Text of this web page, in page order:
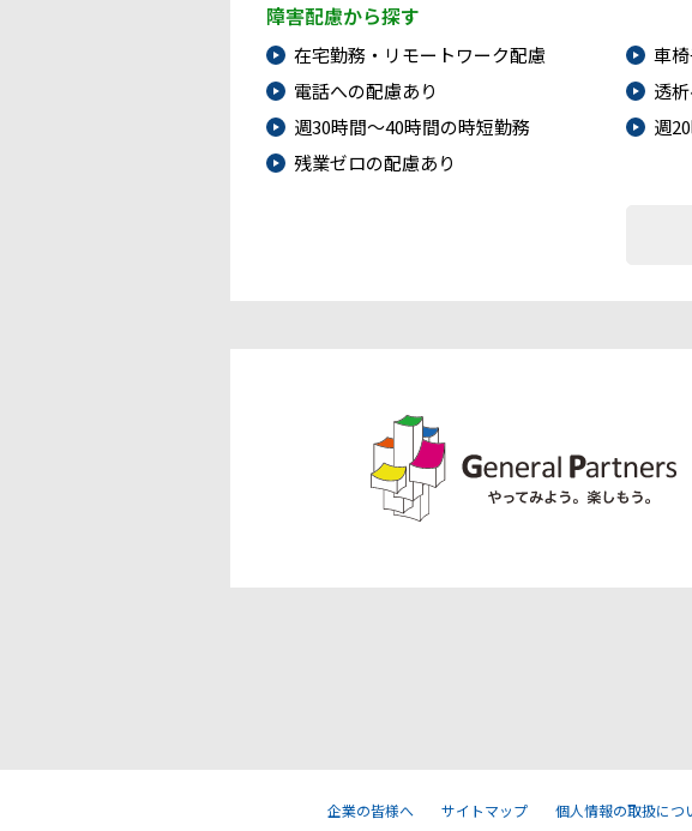
障害配慮から探す
在宅勤務・リモートワーク配慮 車
電話への配慮あり
透
週30時間～40時間の時短勤務
週
残業ゼロの配慮あり
企業の皆様へ サイトマップ 個人情報の取扱につ